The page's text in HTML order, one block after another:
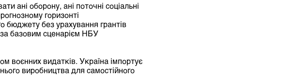
ані оборону, ані поточні соціальні
горизонті
бюджету без урахування грантів
за базовим сценарієм НБУ
воєнних видатків. Україна імпортує
виробництва для самостійного